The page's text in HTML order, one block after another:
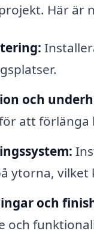
Här är
och
att förlänga
ytorna, vilket
och
och